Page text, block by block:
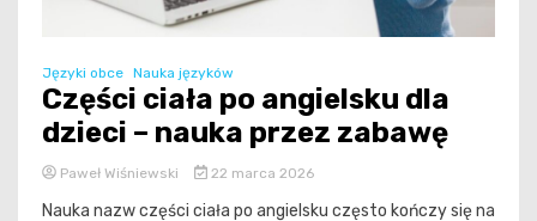
Języki obce Nauka języków
Części ciała po angielsku dla
dzieci – nauka przez zabawę
Paweł Wiśniewski 22 marca 2026
Nauka nazw części ciała po angielsku często kończy się na